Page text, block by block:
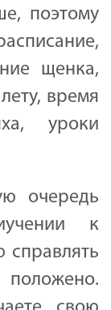
поэтому
щенка,
время
уроки
очередь
к
справлять